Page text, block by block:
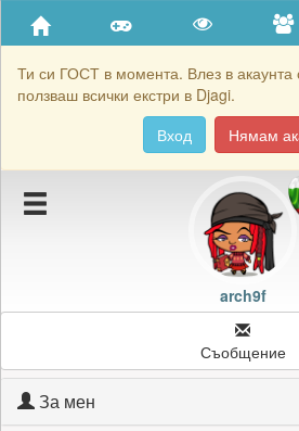
Ти си ГОСТ в момента. Влез в акаунта
ползваш всички екстри в Djagi.
Вход
Нямам
Приятели
Хронология на игри
Подаръците на arch9f
arch9f
Съобщение
За мен